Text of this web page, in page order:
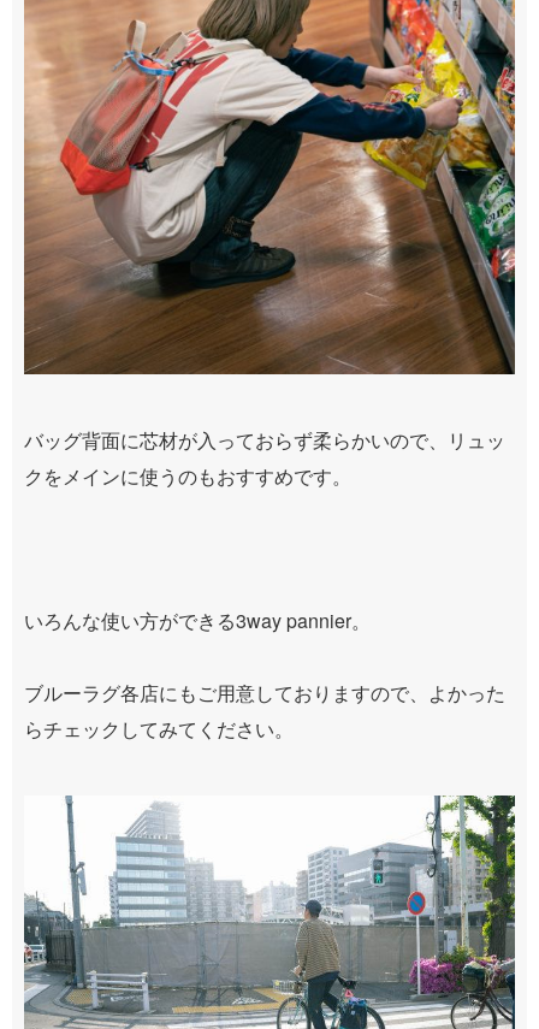
バッグ背面に芯材が入っておらず柔らかいので、リュッ
クをメインに使うのもおすすめです。
いろんな使い方ができる3way pannier。
ブルーラグ各店にもご用意しておりますので、よかった
らチェックしてみてください。